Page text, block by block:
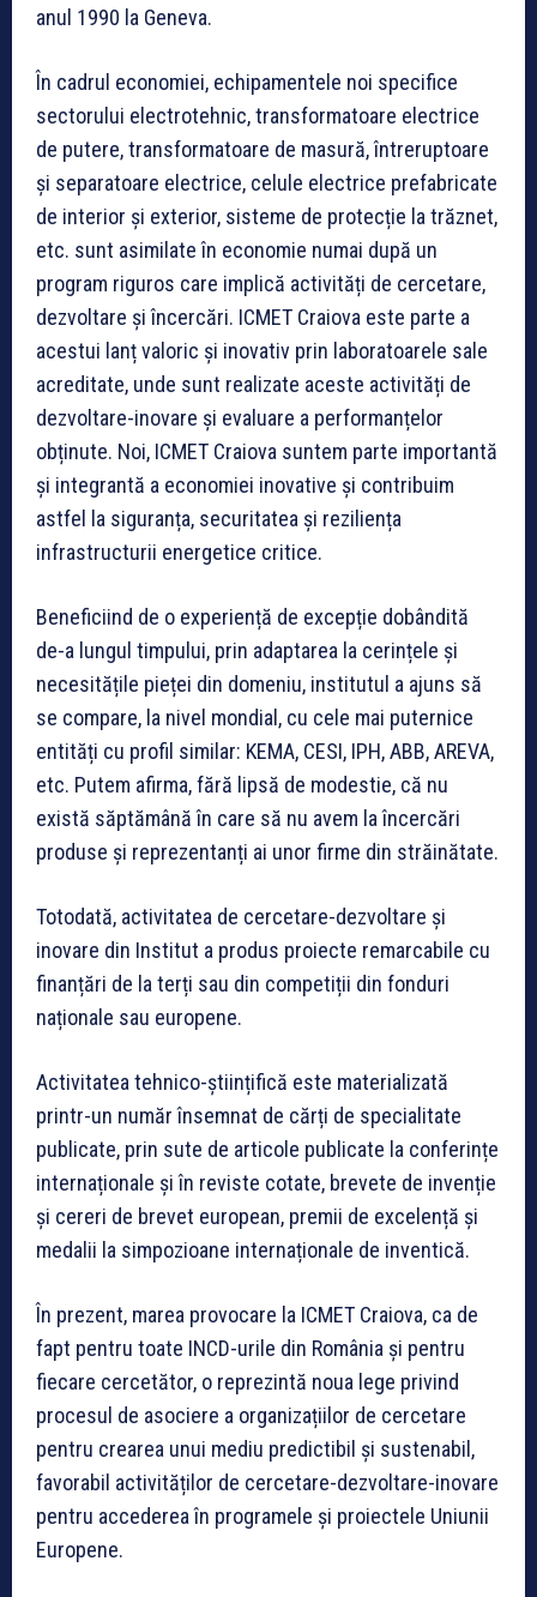
anul 1990 la Geneva.
În cadrul economiei, echipamentele noi specifice
sectorului electrotehnic, transformatoare electrice
de putere, transformatoare de masură, întreruptoare
și separatoare electrice, celule electrice prefabricate
de interior și exterior, sisteme de protecție la trăznet,
etc. sunt asimilate în economie numai după un
program riguros care implică activități de cercetare,
dezvoltare și încercări. ICMET Craiova este parte a
acestui lanț valoric și inovativ prin laboratoarele sale
acreditate, unde sunt realizate aceste activități de
dezvoltare-inovare și evaluare a performanțelor
obținute. Noi, ICMET Craiova suntem parte importantă
și integrantă a economiei inovative și contribuim
astfel la siguranța, securitatea și reziliența
infrastructurii energetice critice.
Beneficiind de o experiență de excepție dobândită
de-a lungul timpului, prin adaptarea la cerințele și
necesitățile pieței din domeniu, institutul a ajuns să
se compare, la nivel mondial, cu cele mai puternice
entități cu profil similar: KEMA, CESI, IPH, ABB, AREVA,
etc. Putem afirma, fără lipsă de modestie, că nu
există săptămână în care să nu avem la încercări
produse și reprezentanți ai unor firme din străinătate.
Totodată, activitatea de cercetare-dezvoltare și
inovare din Institut a produs proiecte remarcabile cu
finanțări de la terți sau din competiții din fonduri
naționale sau europene.
Activitatea tehnico-științifică este materializată
printr-un număr însemnat de cărți de specialitate
publicate, prin sute de articole publicate la conferințe
internaționale și în reviste cotate, brevete de invenție
și cereri de brevet european, premii de excelență și
medalii la simpozioane internaționale de inventică.
În prezent, marea provocare la ICMET Craiova, ca de
fapt pentru toate INCD-urile din România și pentru
fiecare cercetător, o reprezintă noua lege privind
procesul de asociere a organizațiilor de cercetare
pentru crearea unui mediu predictibil și sustenabil,
favorabil activităților de cercetare-dezvoltare-inovare
pentru accederea în programele și proiectele Uniunii
Europene.